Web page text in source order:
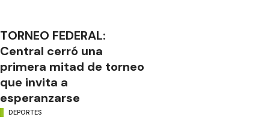
TORNEO FEDERAL:
Central cerró una
primera mitad de torneo
que invita a
esperanzarse
DEPORTES